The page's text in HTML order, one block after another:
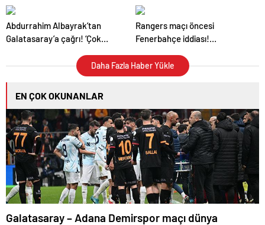
karÅÄ±ya: Bu kez derbide
Abdurrahim Albayrak’tan
Galatasaray’a çağrı! ‘Çok
Rangers maçı öncesi
Fenerbahçe iddiası!
zaferin eşini kutlamak
istiyorlar’
Daha Fazla Haber Yükle
EN ÇOK OKUNANLAR
Galatasaray – Adana Demirspor maçı dünya